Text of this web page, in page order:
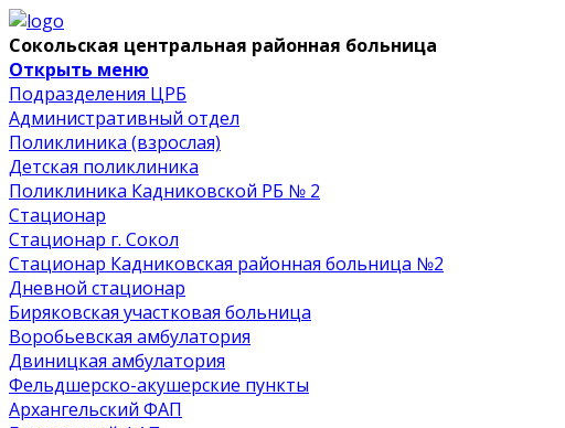
Сокольская центральная районная больница
Открыть меню
Подразделения ЦРБ
Административный отдел
Поликлиника (взрослая)
Детская поликлиника
Поликлиника Кадниковской РБ № 2
Стационар
Стационар г. Сокол
Стационар Кадниковская районная больница №2
Дневной стационар
Биряковская участковая больница
Воробьевская амбулатория
Двиницкая амбулатория
Фельдшерско-акушерские пункты
Архангельский ФАП